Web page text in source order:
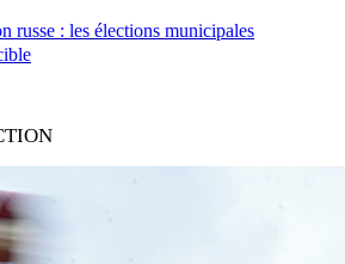
russe : les élections municipales